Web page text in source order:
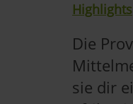
Highlights
Die
sie dir